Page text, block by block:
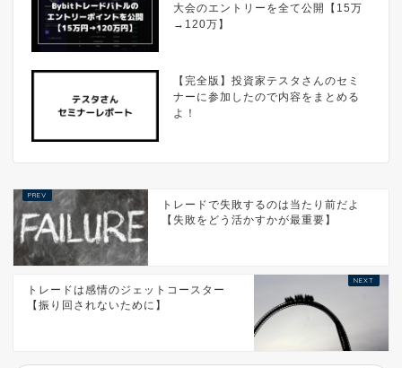
大会のエントリーを全て公開【15万
→120万】
【完全版】投資家テスタさんのセミ
ナーに参加したので内容をまとめる
よ！
トレードで失敗するのは当たり前だよ
【失敗をどう活かすかが最重要】
トレードは感情のジェットコースター
【振り回されないために】